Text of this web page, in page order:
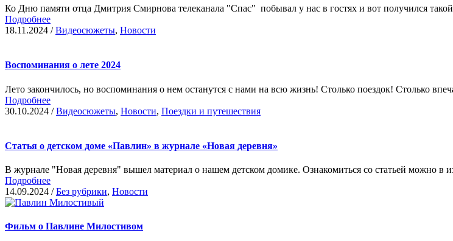
Ко Дню памяти отца Дмитрия Смирнова телеканала "Спас" побывал у нас в гостях и вот получился
Подробнее
18.11.2024 /Видеосюжеты, Новости
Воспоминания о лете 2024
Лето закончилось, но воспоминания о нем останутся с нами на всю жизнь! Столько поездок! Столько
Подробнее
30.10.2024 /Видеосюжеты, Новости, Поездки и путешествия
Статья о детском доме «Павлин» в журнале «Новая деревня»
В журнале "Новая деревня" вышел материал о нашем детском домике. Ознакомиться со статьей можно в
Подробнее
14.09.2024 /Без рубрики, Новости
Фильм о Павлине Милостивом